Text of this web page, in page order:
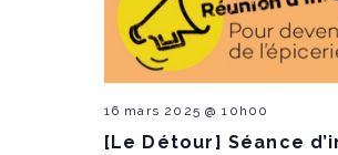
[Le Détour] Séance
16 mars 2025 @ 10h00